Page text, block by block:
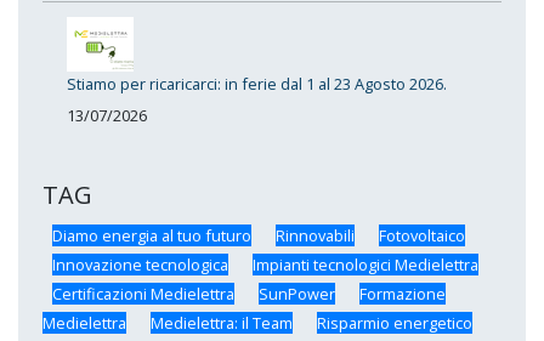
Stiamo per ricaricarci: in ferie dal 1 al 23 Agosto 2026.
13/07/2026
TAG
Diamo energia al tuo futuro Rinnovabili
Fotovoltaico
Innovazione tecnologica
Impianti tecnologici Medielettra
Certificazioni Medielettra
SunPower
Formazione
Medielettra
Medielettra: il Team Risparmio energetico